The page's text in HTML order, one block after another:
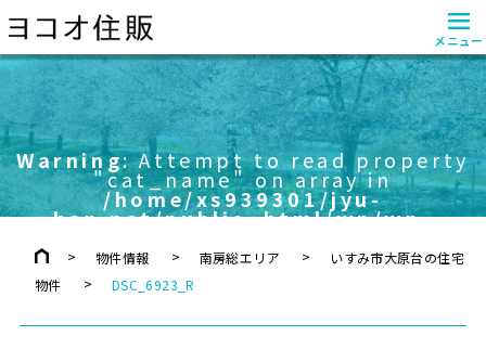
≡
メニュー
Warning: Attempt to read property
"cat_name" on array in
/home/xs939301/jyu-
han.net/public_html/wp/wp-
on line757
物件情報 南房総エリア
いすみ市大原台の住宅
物件
DSC_6923_R